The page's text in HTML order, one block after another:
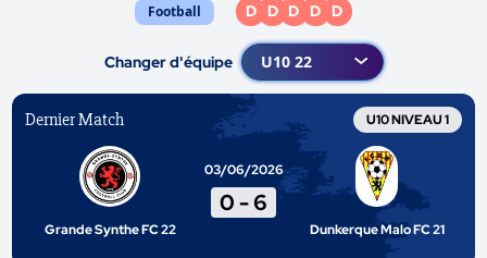
Football D D D D D
Changer d'équipe
Dernier Match U10 NIVEAU 1
Grande Synthe FC 22
03/06/2026
0-6
Dunkerque Malo FC 21